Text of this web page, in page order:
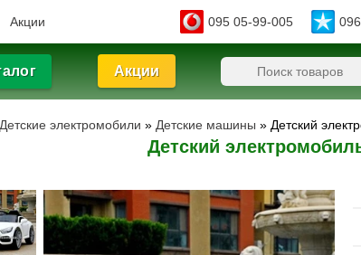
Акции 095 05-99-005
Акции
Детские электромобили » Детские машины » Детский
Детский